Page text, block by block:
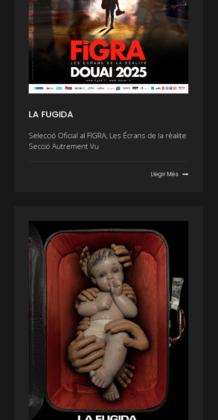
LA FUGIDA
Selecció Oficial al FIGRA, Les Écrans de la rèalite
Secció Autrement Vu
Llegir Més 